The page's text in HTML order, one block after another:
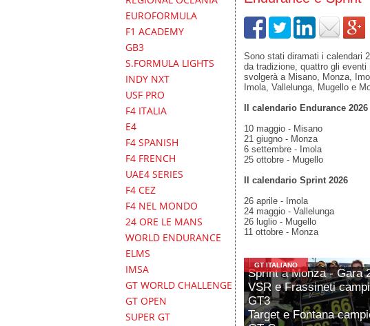
EUROFORMULA
F1 ACADEMY
GB3
S.FORMULA LIGHTS
INDY NXT
USF PRO
F4 ITALIA
E4
F4 SPANISH
F4 FRENCH
UAE4 SERIES
F4 CEZ
F4 NEL MONDO
24 ORE LE MANS
WORLD ENDURANCE
ELMS
IMSA
GT WORLD CHALLENGE
GT OPEN
SUPER GT
Sono stati diramati i calendari
da tradizione, quattro gli
svolgerà a Misano, Monza,
Imola, Vallelunga, Mugello e
Il calendario Endurance 2026
10 maggio - Misano
21 giugno - Monza
6 settembre - Imola
25 ottobre - Mugello
Il calendario Sprint 2026
26 aprile - Imola
24 maggio - Vallelunga
26 luglio - Mugello
11 ottobre - Monza
GT ITALIANO
Sprint a Monza - Gara
VSR e Frassineti
GT3
Target e Fontana